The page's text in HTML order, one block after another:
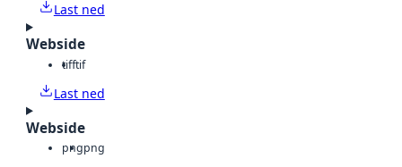
Last ned
Webside
tifftif
Last ned
Webside
pngpng